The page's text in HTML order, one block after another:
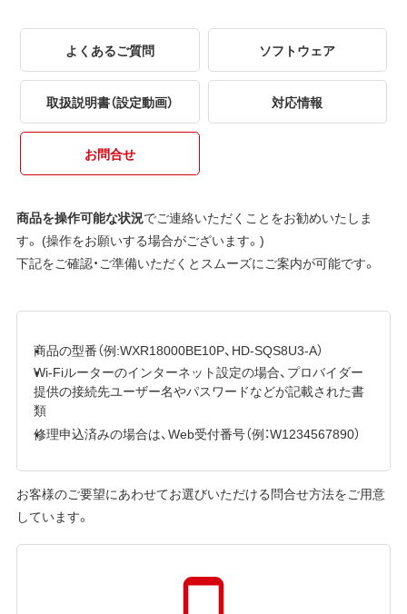
よくあるご質問 ソフトウェア
取扱説明書（設定動画） 対応情報
お問合せ
商品を操作可能な状況でご連絡いただくことをお勧めいたしま
す。 (操作をお願いする場合がございます。)
下記をご確認・ご準備いただくとスムーズにご案内が可能です。
商品の型番（例:WXR18000BE10P、HD-SQS8U3-A）
Wi-Fiルーターのインターネット設定の場合、プロバイダー
提供の接続先ユーザー名やパスワードなどが記載された書
類
修理申込済みの場合は、Web受付番号（例：W1234567890）
お客様のご要望にあわせてお選びいただける問合せ方法をご用意
しています。